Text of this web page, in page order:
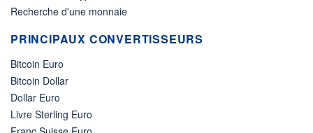
Recherche d'une monnaie
PRINCIPAUX CONVERTISSEURS
Bitcoin Euro
Bitcoin Dollar
Dollar Euro
Livre Sterling Euro